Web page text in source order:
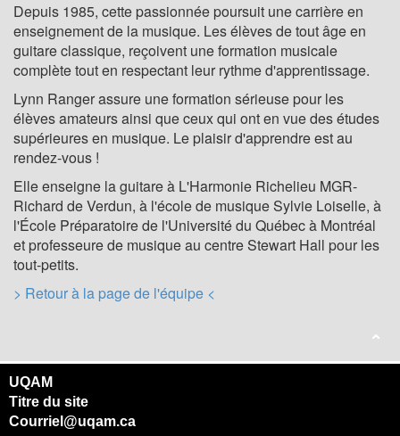
Depuis 1985, cette passionnée poursuit une carrière en
enseignement de la musique. Les élèves de tout âge en
guitare classique, reçoivent une formation musicale
complète tout en respectant leur rythme d'apprentissage.
Lynn Ranger assure une formation sérieuse pour les
élèves amateurs ainsi que ceux qui ont en vue des études
supérieures en musique. Le plaisir d'apprendre est au
rendez-vous !
Elle enseigne la guitare à L'Harmonie Richelieu MGR-
Richard de Verdun, à l'école de musique Sylvie Loiselle, à
l'École Préparatoire de l'Université du Québec à Montréal
et professeure de musique au centre Stewart Hall pour les
tout-petits.
> Retour à la page de l'équipe <
UQAM
Titre du site
Courriel@uqam.ca